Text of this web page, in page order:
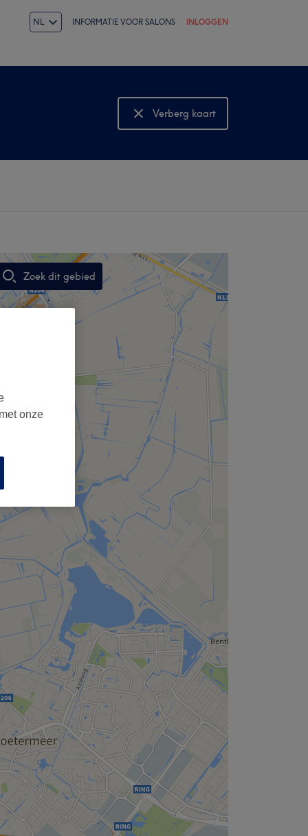
NL INFORMATIE VOOR SALONS INLOGGEN
Verberg kaart
Bekijk kaart
Zoek dit gebied
,
onze